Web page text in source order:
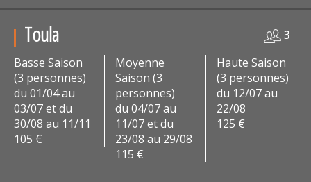
Toula
3
Basse Saison
(3 personnes)
du 01/04 au
03/07 et du
30/08 au 11/11
105 €
Moyenne
Saison (3
personnes)
du 04/07 au
11/07 et du
23/08 au 29/08
115 €
Haute Saison
(3 personnes)
du 12/07 au
22/08
125 €